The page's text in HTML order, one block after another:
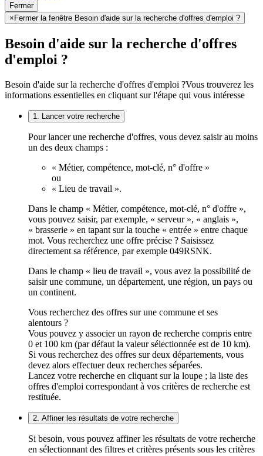
Fermer
× Fermer la fenêtre Besoin d'aide sur la recherche d'offres d'emploi ?
Besoin d'aide sur la recherche d'offres
d'emploi ?
Besoin d'aide sur la recherche d'offres d'emploi ?Vous trouverez les
informations essentielles en cliquant sur l'étape qui vous intéresse
1. Lancer votre recherche
Pour lancer une recherche d'offres, vous devez saisir au moins
un des deux champs :
« Métier, compétence, mot-clé, n° d'offre »
ou
« Lieu de travail ».
Dans le champ « Métier, compétence, mot-clé, n° d'offre »,
vous pouvez saisir, par exemple, « serveur », « anglais »,
« brasserie » en tapant sur la touche « entrée » entre chaque
mot. Vous recherchez une offre précise ? Saisissez
directement sa référence, par exemple 049RSNK.
Dans le champ « lieu de travail », vous avez la possibilité de
saisir une commune, un département, une région, un pays ou
un continent.
Vous recherchez des offres sur une commune et ses
alentours ?
Vous pouvez y associer un rayon de recherche compris entre
0 et 100 km (par défaut la valeur sélectionnée est de 10 km).
Si vous recherchez des offres sur deux départements, vous
devez alors effectuer deux recherches séparées.
Lancez votre recherche en cliquant sur la loupe ; la liste des
offres d'emploi correspondant à vos critères de recherche est
restituée.
2. Affiner les résultats de votre recherche
Si besoin, vous pouvez affiner les résultats de votre recherche
en sélectionnant des filtres et critères présents sous les critères